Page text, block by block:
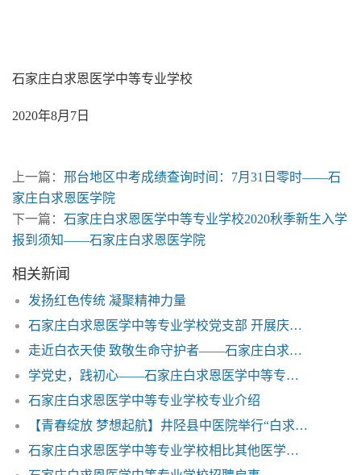
石家庄白求恩医学中等专业学校
2020年8月7日
上一篇： 邢台地区中考成绩查询时间：7月31日零时——石
家庄白求恩医学院
下一篇： 石家庄白求恩医学中等专业学校2020秋季新生入学
报到须知——石家庄白求恩医学院
相关新闻
发扬红色传统 凝聚精神力量
石家庄白求恩医学中等专业学校党支部 开展庆祝建党102周年系列活动
走近白衣天使 致敬生命守护者——石家庄白求恩医学院
学党史，践初心——石家庄白求恩医学中等专业学校西柏坡参观学习
石家庄白求恩医学中等专业学校专业介绍
【青春绽放 梦想起航】井陉县中医院举行“白求恩医学中等专业学校2024届护理实习生结业典礼”
石家庄白求恩医学中等专业学校相比其他医学中专有什么优势